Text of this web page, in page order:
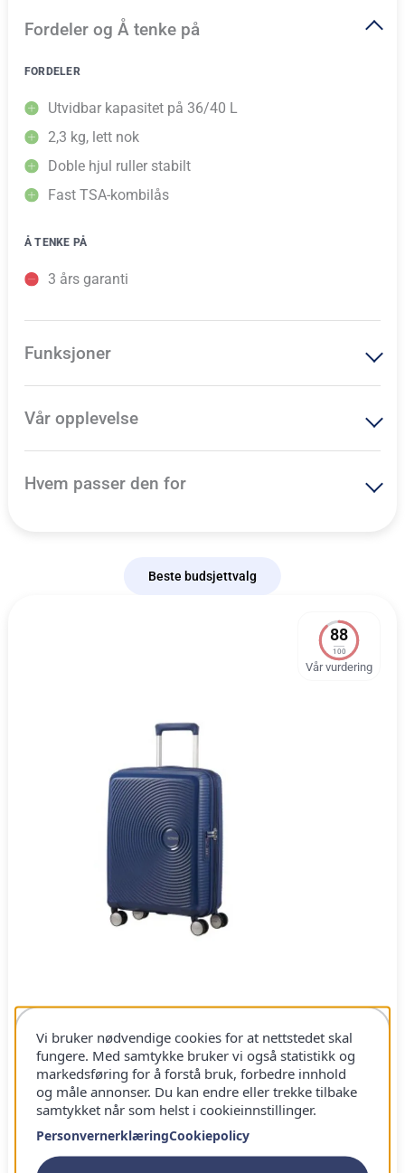
Fordeler og Å tenke på
FORDELER
Utvidbar kapasitet på 36/40 L
2,3 kg, lett nok
Doble hjul ruller stabilt
Fast TSA-kombilås
Å TENKE PÅ
3 års garanti
Funksjoner
Vår opplevelse
Hvem passer den for
Beste budsjettvalg
88
100
Vår vurdering
American Tourister –
Soundbox Spinner 55 cm
Ruller stødig i folkemengder.
Snur lett i trange butikker.
Vi bruker nødvendige cookies for at nettstedet skal
fungere. Med samtykke bruker vi også statistikk og
markedsføring for å forstå bruk, forbedre innhold
og måle annonser. Du kan endre eller trekke tilbake
samtykket når som helst i cookieinnstillinger.
PersonvernerklæringCookiepolicy